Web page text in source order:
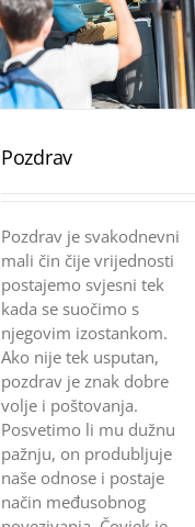
Pozdrav
Pozdrav je svakodnevni
mali čin čije vrijednosti
postajemo svjesni tek
kada se suočimo s
njegovim izostankom.
Ako nije tek usputan,
pozdrav je znak dobre
volje i poštovanja.
Posvetimo li mu dužnu
pažnju, on produbljuje
naše odnose i postaje
način međusobnog